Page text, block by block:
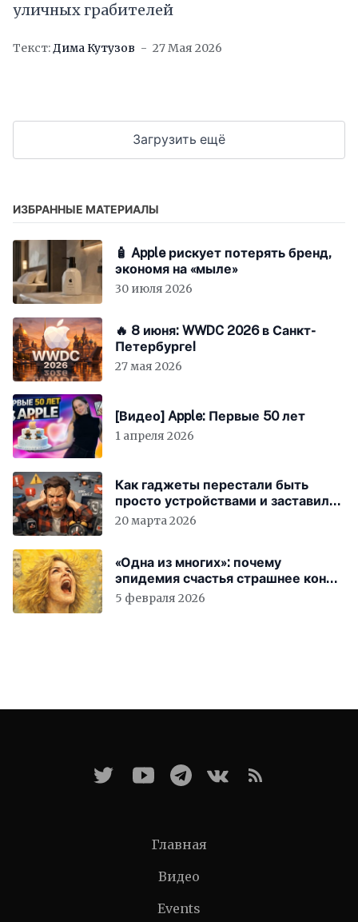
уличных грабителей
Текст:Дима Кутузов 27 Мая 2026
Загрузить ещё
ИЗБРАННЫЕ МАТЕРИАЛЫ
🧴 Apple рискует потерять бренд,
экономя на «мыле»
30 июля 2026
🔥 8 июня: WWDC 2026 в Санкт-
Петербурге!
27 мая 2026
[Видео] Apple: Первые 50 лет
1 апреля 2026
Как гаджеты перестали быть
просто устройствами и заставили
вас бесплатно работать
20 марта 2026
«Одна из многих»: почему
эпидемия счастья страшнее конца
света
5 февраля 2026
Главная
Видео
Events